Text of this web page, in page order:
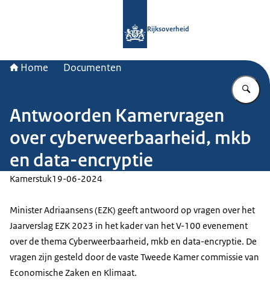
Rijksoverheid
Home Documenten
Antwoorden Kamervragen
over cyberweerbaarheid, mkb
en data-encryptie
Kamerstuk19-06-2024
Minister Adriaansens (EZK) geeft antwoord op vragen over het
Jaarverslag EZK 2023 in het kader van het V-100 evenement
over de thema Cyberweerbaarheid, mkb en data-encryptie. De
vragen zijn gesteld door de vaste Tweede Kamer commissie van
Economische Zaken en Klimaat.